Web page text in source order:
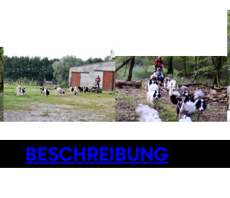
BESCHREIBUNG